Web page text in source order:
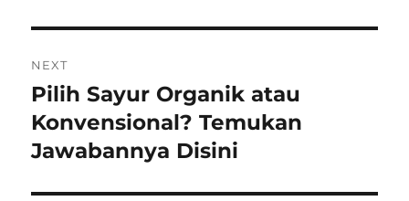
NEXT
Next
post:
Pilih Sayur Organik atau
Konvensional? Temukan
Jawabannya Disini